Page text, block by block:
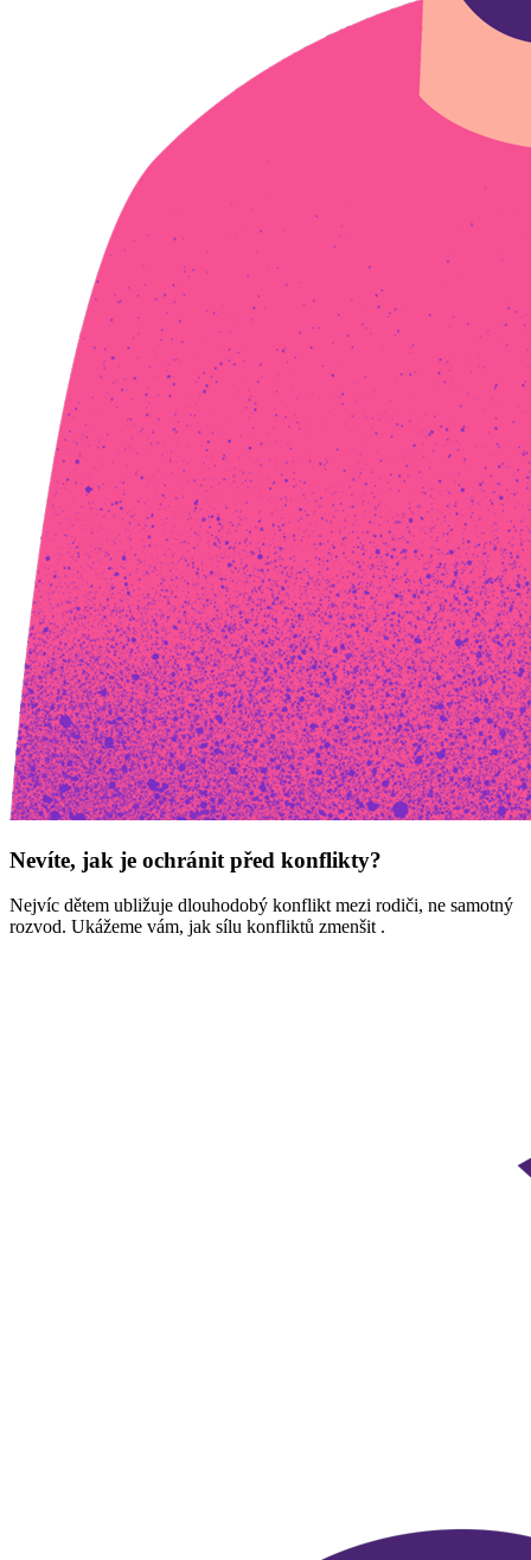
Nevíte, jak je ochránit před konflikty?
Nejvíc dětem ubližuje dlouhodobý konflikt mezi rodiči, ne samotný
rozvod. Ukážeme vám, jak sílu konfliktů zmenšit .